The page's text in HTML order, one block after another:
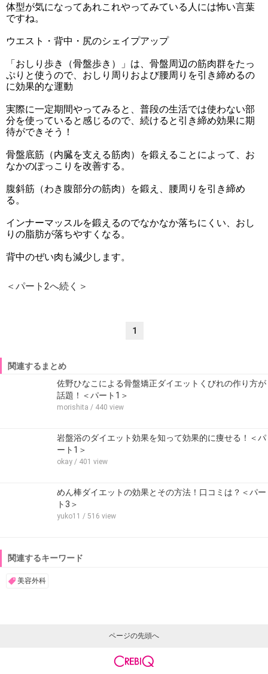
体型が気になってあれこれやってみている人には怖い言葉
ですね。
ウエスト・背中・尻のシェイプアップ
「おしり歩き（骨盤歩き）」は、骨盤周辺の筋肉群をたっ
ぷりと使うので、おしり周りおよび腰周りを引き締めるの
に効果的な運動
実際に一定期間やってみると、普段の生活では使わない部
分を使っていると感じるので、続けると引き締め効果に期
待ができそう！
骨盤底筋（内臓を支える筋肉）を鍛えることによって、お
なかのぽっこりを改善する。
腹斜筋（わき腹部分の筋肉）を鍛え、腰周りを引き締め
る。
インナーマッスルを鍛えるのでなかなか落ちにくい、おし
りの脂肪が落ちやすくなる。
背中のぜい肉も減少します。
＜パート2へ続く＞
1
関連するまとめ
佐野ひなこによる骨盤矯正ダイエットくびれの作り方が
話題！＜パート1＞
morishita / 440 view
岩盤浴のダイエット効果を知って効果的に痩せる！＜パ
ート1＞
okay / 401 view
めん棒ダイエットの効果とその方法！口コミは？＜パー
ト3＞
yuko11 / 516 view
関連するキーワード
美容外科
ページの先頭へ